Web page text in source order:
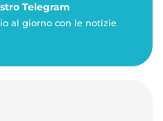
Telegram
al giorno con le notizie